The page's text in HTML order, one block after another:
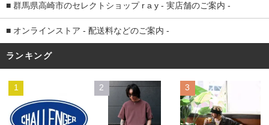
■ 群馬県高崎市のセレクトショップ r a y - 実店舗のご案内 -
■ オンラインストア - 配送料などのご案内 -
ランキング
1 2 3